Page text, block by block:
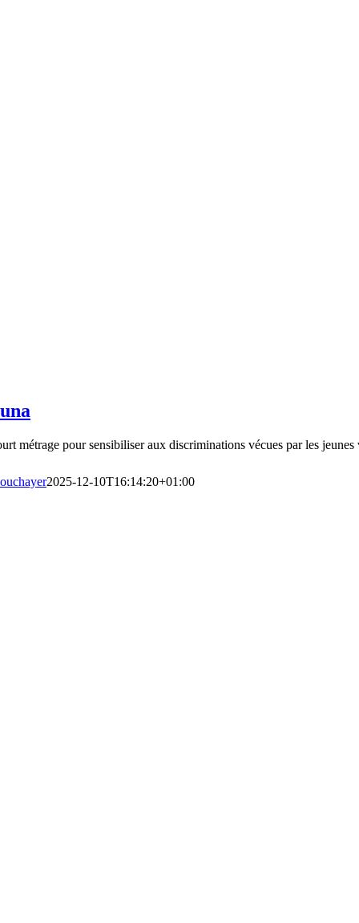
métrage pour sensibiliser aux discriminations vécues par les
2025-12-10T16:14:20+01:00